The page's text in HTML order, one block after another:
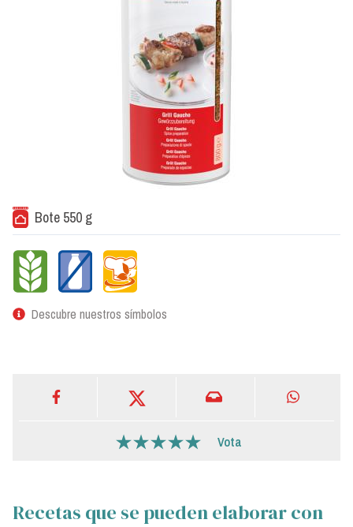
Bote 550 g
Descubre nuestros símbolos
Vota
Recetas que se pueden elaborar con